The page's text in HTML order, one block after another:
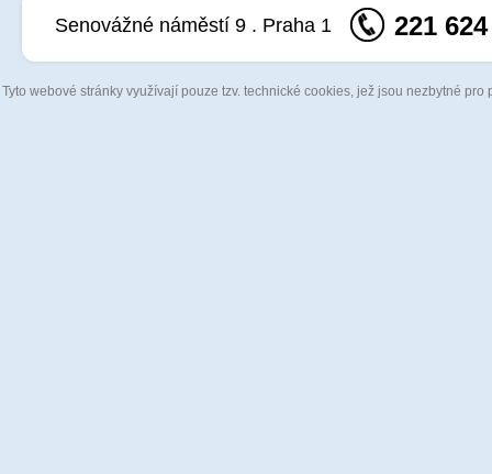
Senovážné náměstí 9 . Praha 1 221
Tyto webové stránky využívají pouze tzv. technické cookies, jež jsou nezbytné